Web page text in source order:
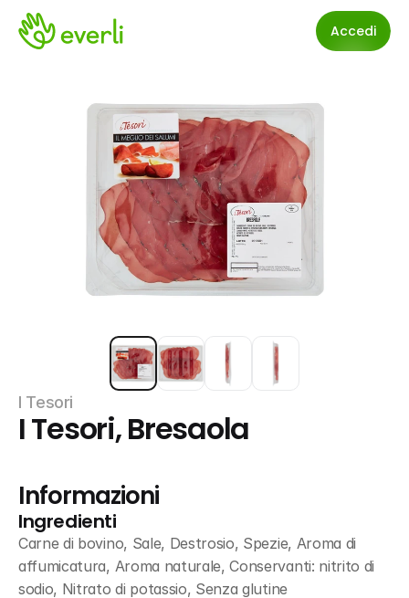
Accedi
I Tesori
I Tesori, Bresaola
Informazioni
Ingredienti
Carne di bovino, Sale, Destrosio, Spezie, Aroma di
affumicatura, Aroma naturale, Conservanti: nitrito di
sodio, Nitrato di potassio, Senza glutine